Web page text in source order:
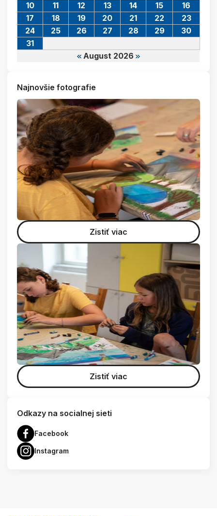
August 2026
10
11 12 13 14 15
16
17
18 19 20 21 22
23
24
25 26 27 28 29
30
31
Najnovšie fotografie
Zistiť viac
Zistiť viac
Odkazy na socialnej sieti
Facebook
Instagram